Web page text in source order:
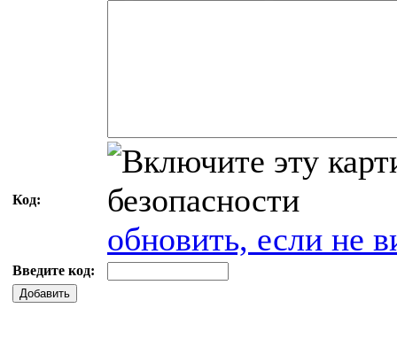
Код:
обновить, если не
Введите код:
Добавить